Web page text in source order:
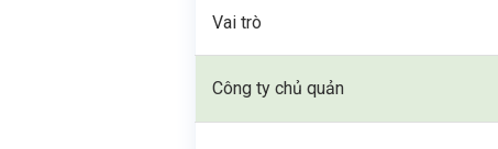
Vai trò
Công ty chủ quản